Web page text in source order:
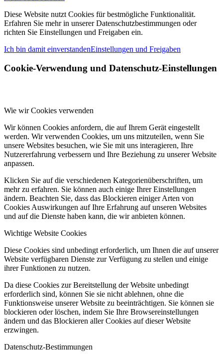
Diese Website nutzt Cookies für bestmögliche Funktionalität.
Erfahren Sie mehr in unserer Datenschutzbestimmungen oder
richten Sie Einstellungen und Freigaben ein.
Ich bin damit einverstandenEinstellungen und Freigaben
Cookie-Verwendung und Datenschutz-Einstellungen
Wie wir Cookies verwenden
Wir können Cookies anfordern, die auf Ihrem Gerät eingestellt
werden. Wir verwenden Cookies, um uns mitzuteilen, wenn Sie
unsere Websites besuchen, wie Sie mit uns interagieren, Ihre
Nutzererfahrung verbessern und Ihre Beziehung zu unserer Website
anpassen.
Klicken Sie auf die verschiedenen Kategorienüberschriften, um
mehr zu erfahren. Sie können auch einige Ihrer Einstellungen
ändern. Beachten Sie, dass das Blockieren einiger Arten von
Cookies Auswirkungen auf Ihre Erfahrung auf unseren Websites
und auf die Dienste haben kann, die wir anbieten können.
Wichtige Website Cookies
Diese Cookies sind unbedingt erforderlich, um Ihnen die auf unserer
Website verfügbaren Dienste zur Verfügung zu stellen und einige
ihrer Funktionen zu nutzen.
Da diese Cookies zur Bereitstellung der Website unbedingt
erforderlich sind, können Sie sie nicht ablehnen, ohne die
Funktionsweise unserer Website zu beeinträchtigen. Sie können sie
blockieren oder löschen, indem Sie Ihre Browsereinstellungen
ändern und das Blockieren aller Cookies auf dieser Website
erzwingen.
Datenschutz-Bestimmungen